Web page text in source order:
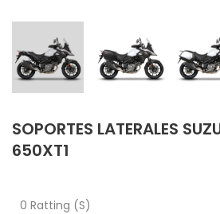
SOPORTES LATERALES
650XT1
0 Ratting (S)